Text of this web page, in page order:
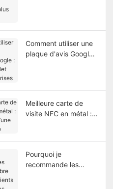
Comment utiliser une
plaque d'avis Google :
Meilleure carte de
visite NFC en métal :
Pourquoi je
recommande les